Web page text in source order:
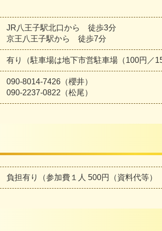
JR八王子駅北口から 徒歩3分
京王八王子駅から 徒歩7分
有り（駐車場は地下市営駐車場（100円／
090-8014-7426（櫻井）
090-2237-0822（松尾）
負担有り（参加費１人 500円（資料代等